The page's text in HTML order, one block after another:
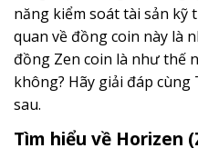
năng kiểm soát tài sản kỹ
quan về đồng coin này là
đồng Zen coin là như thế
không? Hãy giải đáp
sau.
Tìm hiểu về Horizen